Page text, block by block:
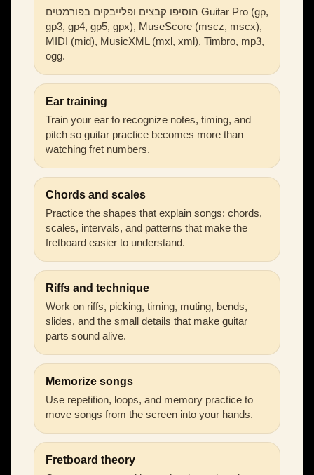
הוסיפו קבצים ופלייבקים בפורמטים Guitar Pro (gp,
gp3, gp4, gp5, gpx), MuseScore (mscz, mscx),
MIDI (mid), MusicXML (mxl, xml), Timbro, mp3,
ogg.
Ear training
Train your ear to recognize notes, timing, and
pitch so guitar practice becomes more than
watching fret numbers.
Chords and scales
Practice the shapes that explain songs: chords,
scales, intervals, and patterns that make the
fretboard easier to understand.
Riffs and technique
Work on riffs, picking, timing, muting, bends,
slides, and the small details that make guitar
parts sound alive.
Memorize songs
Use repetition, loops, and memory practice to
move songs from the screen into your hands.
Fretboard theory